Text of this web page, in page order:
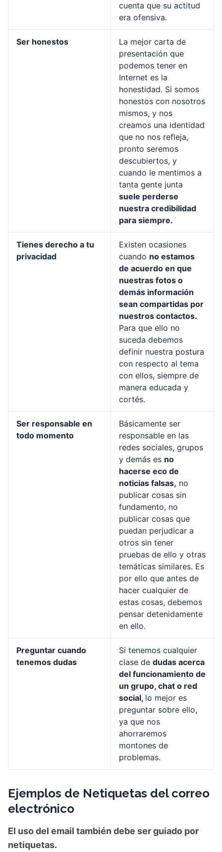
cuenta que su actitud
era ofensiva.
Ser honestos
La mejor carta de
presentación que
podemos tener en
Internet es la
honestidad. Si somos
honestos con nosotros
mismos, y nos
creamos una identidad
que no nos refleja,
pronto seremos
descubiertos, y
cuando le mentimos a
tanta gente junta
suele perderse
nuestra credibilidad
para siempre.
Tienes derecho a tu
privacidad
Existen ocasiones
cuando no estamos
de acuerdo en que
nuestras fotos o
demás información
sean compartidas por
nuestros contactos.
Para que ello no
suceda debemos
definir nuestra postura
con respecto al tema
con ellos, siempre de
manera educada y
cortés.
Ser responsable en
todo momento
Básicamente ser
responsable en las
redes sociales, grupos
y demás es no
hacerse eco de
noticias falsas, no
publicar cosas sin
fundamento, no
publicar cosas que
puedan perjudicar a
otros sin tener
pruebas de ello y otras
temáticas similares. Es
por ello que antes de
hacer cualquier de
estas cosas, debemos
pensar detenidamente
en ello.
Preguntar cuando
tenemos dudas
Si tenemos cualquier
clase de dudas acerca
del funcionamiento de
un grupo, chat o red
social, lo mejor es
preguntar sobre ello,
ya que nos
ahorraremos
montones de
problemas.
Ejemplos de Netiquetas del correo
electrónico
El uso del email también debe ser guiado por
netiquetas.